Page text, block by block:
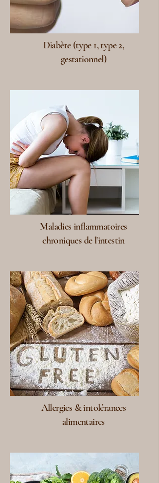
Diabète (type 1, type 2,
gestationnel)
Maladies inflammatoires
chroniques de l'intestin
Allergies & intolérances
alimentaires